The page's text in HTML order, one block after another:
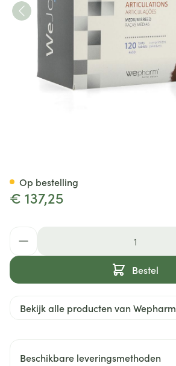
€ 137,25
Bestel
Op bestelling
Bekijk alle producten van Wepharm
Beschikbare leveringsmethoden